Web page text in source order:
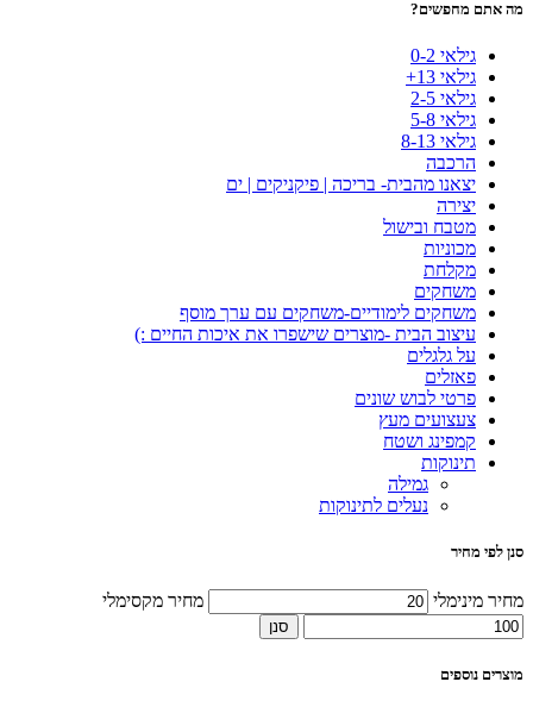
מה אתם מחפשים?
גילאי 0-2
גילאי 13+
גילאי 2-5
גילאי 5-8
גילאי 8-13
הרכבה
יצאנו מהבית- בריכה | פיקניקים | ים
יצירה
מטבח ובישול
מכוניות
מקלחת
משחקים
משחקים לימודיים-משחקים עם ערך מוסף
עיצוב הבית -מוצרים שישפרו את איכות החיים :)
על גלגלים
פאזלים
פרטי לבוש שונים
צעצועים מעץ
קמפינג ושטח
תינוקות
גמילה
נעלים לתינוקות
סנן לפי מחיר
מחיר מינימלי מחיר מקסימלי
סנן
מוצרים נוספים